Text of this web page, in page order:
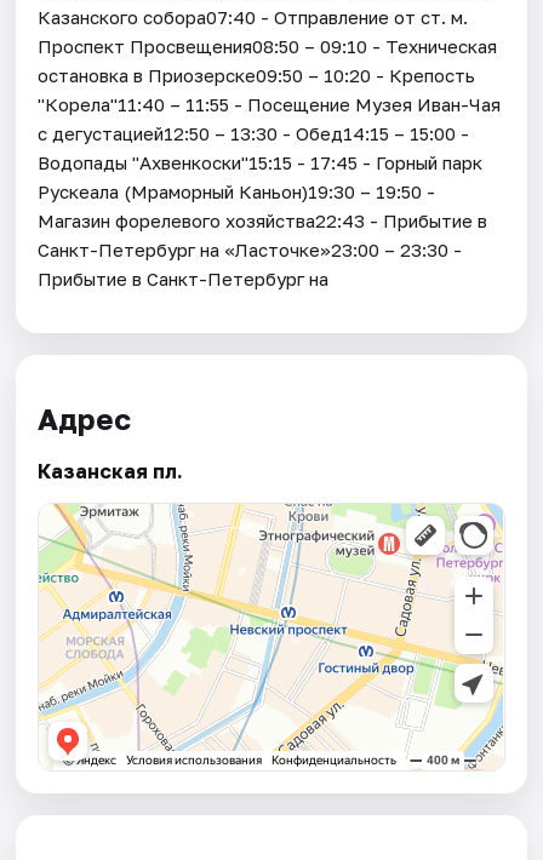
Казанского собора07:40 - Отправление от ст. м.
Проспект Просвещения08:50 – 09:10 - Техническая
остановка в Приозерске09:50 – 10:20 - Крепость
"Корела"11:40 – 11:55 - Посещение Музея Иван-Чая
с дегустацией12:50 – 13:30 - Обед14:15 – 15:00 -
Водопады "Ахвенкоски"15:15 - 17:45 - Горный парк
Рускеала (Мраморный Каньон)19:30 – 19:50 -
Магазин форелевого хозяйства22:43 - Прибытие в
Санкт-Петербург на «Ласточке»23:00 – 23:30 -
Прибытие в Санкт-Петербург на
Адрес
Казанская пл.